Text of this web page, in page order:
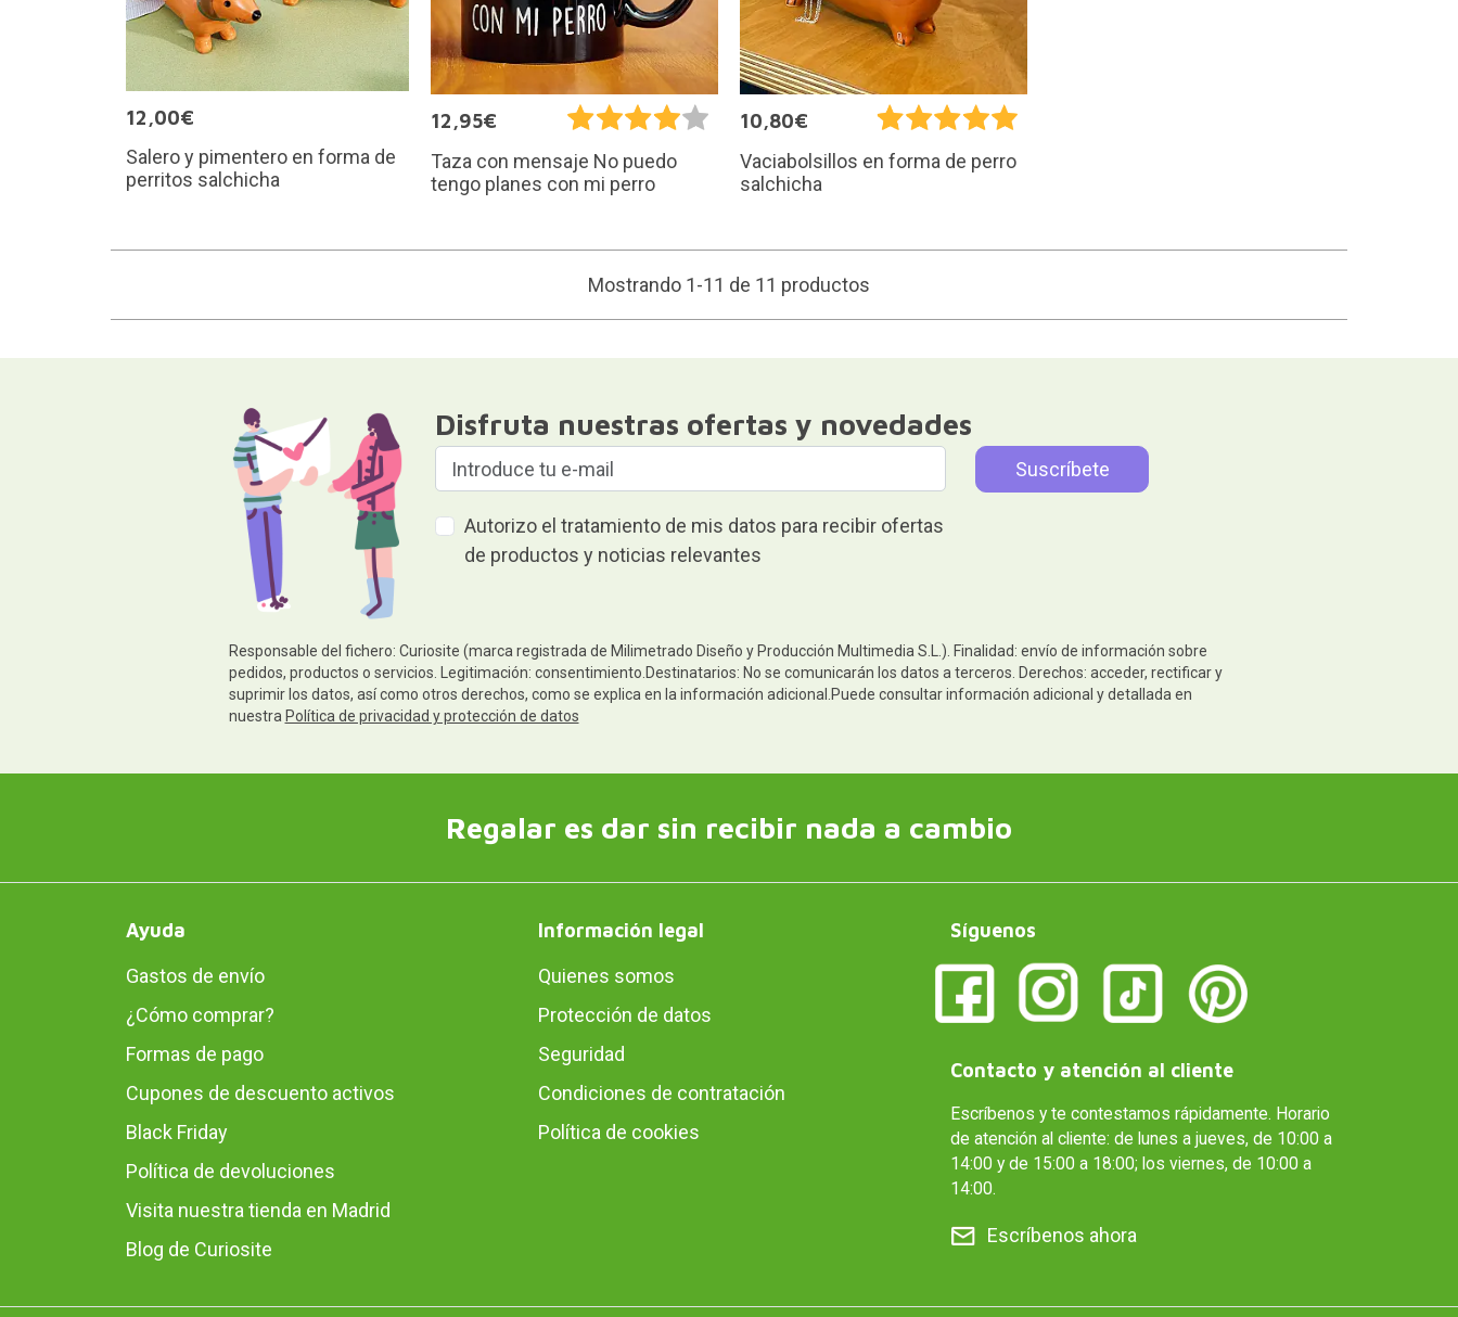
12,00€
Salero y pimentero en forma de
perritos salchicha
12,95€
Taza con mensaje No puedo
tengo planes con mi perro
10,80€
Vaciabolsillos en forma de perro
salchicha
Mostrando 1-11 de 11 productos
Disfruta nuestras ofertas y novedades
Autorizo el tratamiento de mis datos para recibir ofertas
de productos y noticias relevantes
Responsable del fichero: Curiosite (marca registrada de Milimetrado Diseño y Producción Multimedia S.L.). Finalidad: envío de información sobre
pedidos, productos o servicios. Legitimación: consentimiento.Destinatarios: No se comunicarán los datos a terceros. Derechos: acceder, rectificar y
suprimir los datos, así como otros derechos, como se explica en la información adicional.Puede consultar información adicional y detallada en
nuestra Política de privacidad y protección de datos
Regalar es dar sin recibir nada a cambio
Ayuda
Gastos de envío
¿Cómo comprar?
Formas de pago
Cupones de descuento activos
Black Friday
Política de devoluciones
Visita nuestra tienda en Madrid
Blog de Curiosite
Información legal
Quienes somos
Protección de datos
Seguridad
Condiciones de contratación
Política de cookies
Síguenos
Contacto y atención al cliente
Escríbenos y te contestamos rápidamente. Horario
de atención al cliente: de lunes a jueves, de 10:00 a
14:00 y de 15:00 a 18:00; los viernes, de 10:00 a
14:00.
Escríbenos ahora